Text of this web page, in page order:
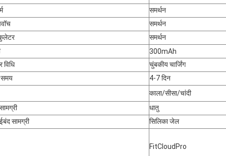
समर्थन
समर्थन
समर्थन
300mAh
विधि
चुंबकीय चार्जिंग
समय
4-7 दिन
काला/सीसा/चांदी
धातु
सामग्री
सिलिका जेल
FitCloudPro